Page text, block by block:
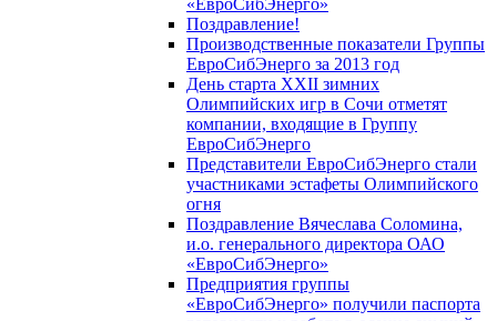
«ЕвроСибЭнерго»
Поздравление!
Производственные показатели Группы
ЕвроСибЭнерго за 2013 год
День старта XXII зимних
Олимпийских игр в Сочи отметят
компании, входящие в Группу
ЕвроСибЭнерго
Представители ЕвроСибЭнерго стали
участниками эстафеты Олимпийского
огня
Поздравление Вячеслава Соломина,
и.о. генерального директора ОАО
«ЕвроСибЭнерго»
Предприятия группы
«ЕвроСибЭнерго» получили паспорта